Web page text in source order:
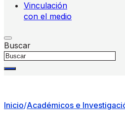
Vinculación
con el medio
Buscar
Inicio/Académicos e